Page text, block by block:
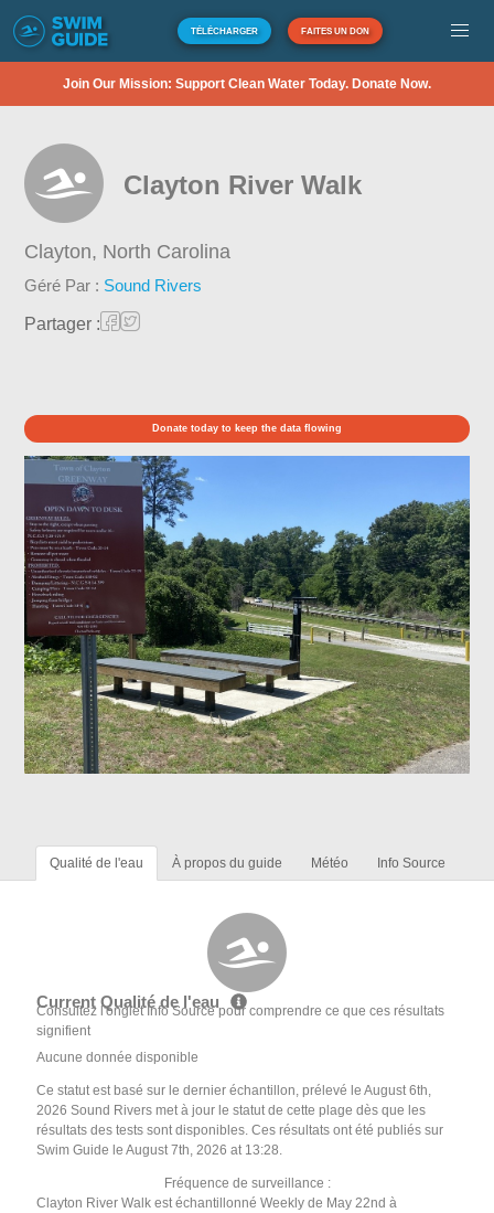
TÉLÉCHARGER FAITES UN DON
Join Our Mission: Support Clean Water Today. Donate Now.
Clayton River Walk
Clayton, North Carolina
Géré Par : Sound Rivers
Partager :
Donate today to keep the data flowing
Qualité de l'eau À propos du guide Météo Info Source
Current Qualité de l'eau
Consultez l'onglet Info Source pour comprendre ce que ces résultats
signifient
Aucune donnée disponible
Ce statut est basé sur le dernier échantillon, prélevé le August 6th,
2026 Sound Rivers met à jour le statut de cette plage dès que les
résultats des tests sont disponibles. Ces résultats ont été publiés sur
Swim Guide le August 7th, 2026 at 13:28.
Fréquence de surveillance :
Clayton River Walk est échantillonné Weekly de May 22nd à